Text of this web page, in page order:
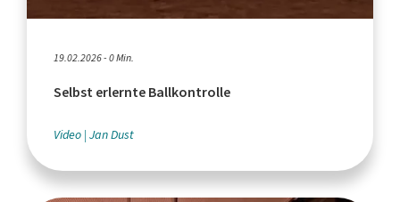
19.02.2026 - 0 Min.
Selbst erlernte Ballkontrolle
Video Jan Dust